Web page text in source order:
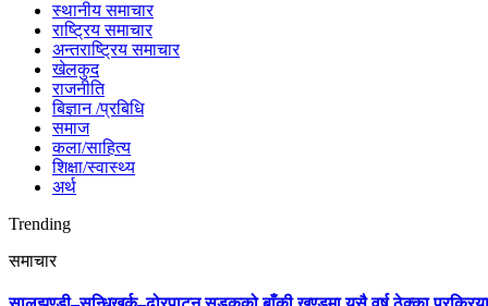
स्थानीय समाचार
राष्ट्रिय समाचार
अन्तराष्ट्रिय समाचार
खेलकुद
राजनीति
बिज्ञान /प्रबिधि
समाज
कला/साहित्य
शिक्षा/स्वास्थ्य
अर्थ
Trending
समाचार